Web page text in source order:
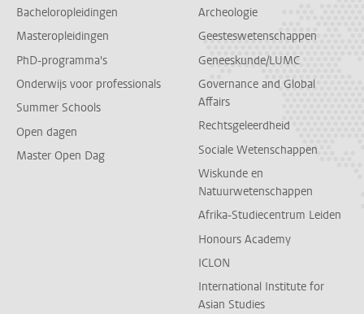
Bacheloropleidingen
Masteropleidingen
PhD-programma's
Onderwijs voor professionals
Summer Schools
Open dagen
Master Open Dag
Archeologie
Geesteswetenschappen
Geneeskunde/LUMC
Governance and Global
Affairs
Rechtsgeleerdheid
Sociale Wetenschappen
Wiskunde en
Natuurwetenschappen
Afrika-Studiecentrum Leiden
Honours Academy
ICLON
International Institute for
Asian Studies